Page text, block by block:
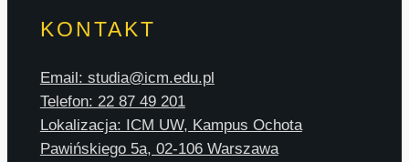
KONTAKT
Email: studia@icm.edu.pl
Telefon: 22 87 49 201
Lokalizacja: ICM UW, Kampus Ochota
Pawińskiego 5a, 02-106 Warszawa